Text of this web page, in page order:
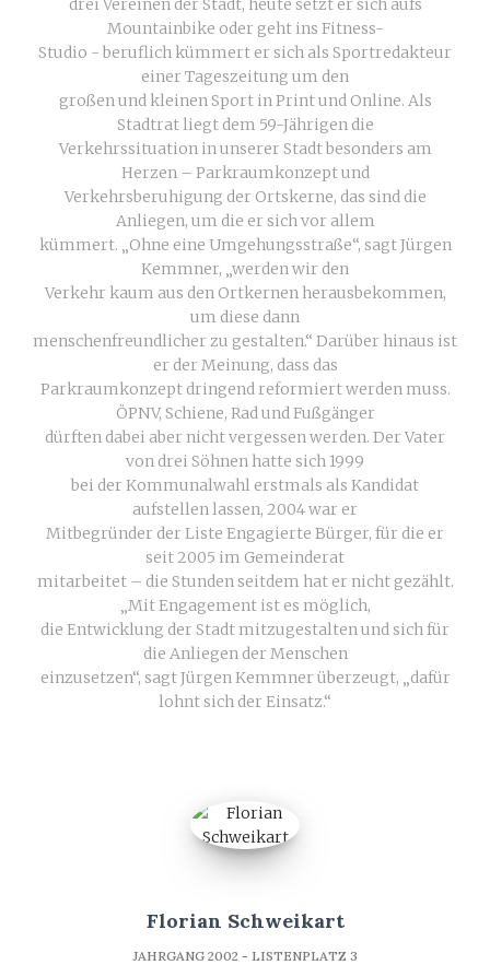
drei Vereinen der Stadt, heute setzt er sich aufs
Mountainbike oder geht ins Fitness-
Studio - beruflich kümmert er sich als Sportredakteur
einer Tageszeitung um den
großen und kleinen Sport in Print und Online. Als
Stadtrat liegt dem 59-Jährigen die
Verkehrssituation in unserer Stadt besonders am
Herzen – Parkraumkonzept und
Verkehrsberuhigung der Ortskerne, das sind die
Anliegen, um die er sich vor allem
kümmert. „Ohne eine Umgehungsstraße“, sagt Jürgen
Kemmner, „werden wir den
Verkehr kaum aus den Ortkernen herausbekommen,
um diese dann
menschenfreundlicher zu gestalten.“ Darüber hinaus ist
er der Meinung, dass das
Parkraumkonzept dringend reformiert werden muss.
ÖPNV, Schiene, Rad und Fußgänger
dürften dabei aber nicht vergessen werden. Der Vater
von drei Söhnen hatte sich 1999
bei der Kommunalwahl erstmals als Kandidat
aufstellen lassen, 2004 war er
Mitbegründer der Liste Engagierte Bürger, für die er
seit 2005 im Gemeinderat
mitarbeitet – die Stunden seitdem hat er nicht gezählt.
„Mit Engagement ist es möglich,
die Entwicklung der Stadt mitzugestalten und sich für
die Anliegen der Menschen
einzusetzen“, sagt Jürgen Kemmner überzeugt, „dafür
lohnt sich der Einsatz.“
Florian Schweikart
JAHRGANG 2002 - LISTENPLATZ 3